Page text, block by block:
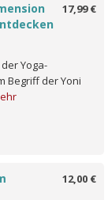
17,99 €
Yoga-
Begriff der Yoni
12,00 €